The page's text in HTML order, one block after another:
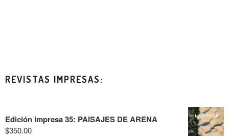
REVISTAS IMPRESAS:
Edición impresa 35: PAISAJES DE ARENA
$350.00